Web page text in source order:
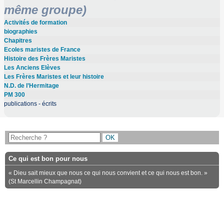
même groupe)
Activités de formation
biographies
Chapitres
Ecoles maristes de France
Histoire des Frères Maristes
Les Anciens Elèves
Les Frères Maristes et leur histoire
N.D. de l’Hermitage
PM 300
publications - écrits
Ce qui est bon pour nous
« Dieu sait mieux que nous ce qui nous convient et ce qui nous est bon. »
(St Marcellin Champagnat)